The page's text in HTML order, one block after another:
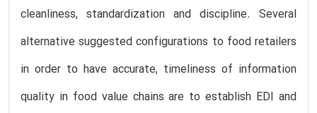
cleanliness, standardization and discipline. Several
alternative suggested configurations to food retailers
in order to have accurate, timeliness of information
quality in food value chains are to establish EDI and